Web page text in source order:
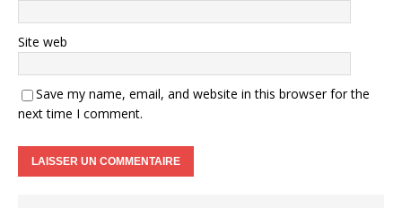
Site web
Save my name, email, and website in this browser for the
next time I comment.